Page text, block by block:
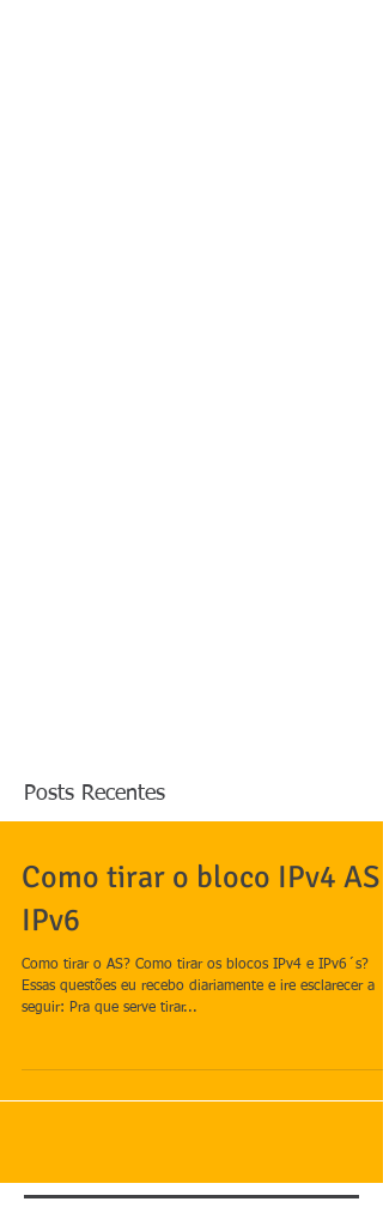
Posts Recentes
Como tirar o bloco IPv4 AS e
IPv6
Como tirar o AS? Como tirar os blocos IPv4 e IPv6´s?
Essas questões eu recebo diariamente e ire esclarecer a
seguir: Pra que serve tirar...